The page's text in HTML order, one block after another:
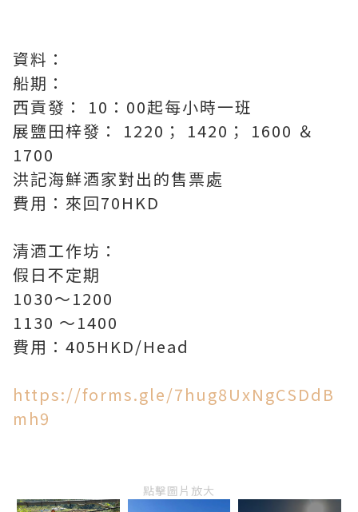
資料：
船期：
西貢發： 10：00起每小時一班
展鹽田梓發： 1220； 1420； 1600 ＆
1700
洪記海鮮酒家對出的售票處
費用：來回70HKD
清酒工作坊：
假日不定期
1030～1200
1130 ～1400
費用：405HKD/Head
https://forms.gle/7hug8UxNgCSDdB
mh9
點擊圖片放大